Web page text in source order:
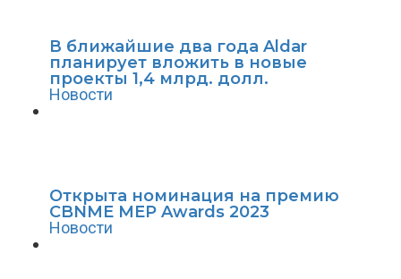
В ближайшие два года Aldar
планирует вложить в новые
проекты 1,4 млрд. долл.
Новости
Открыта номинация на премию
CBNME MEP Awards 2023
Новости